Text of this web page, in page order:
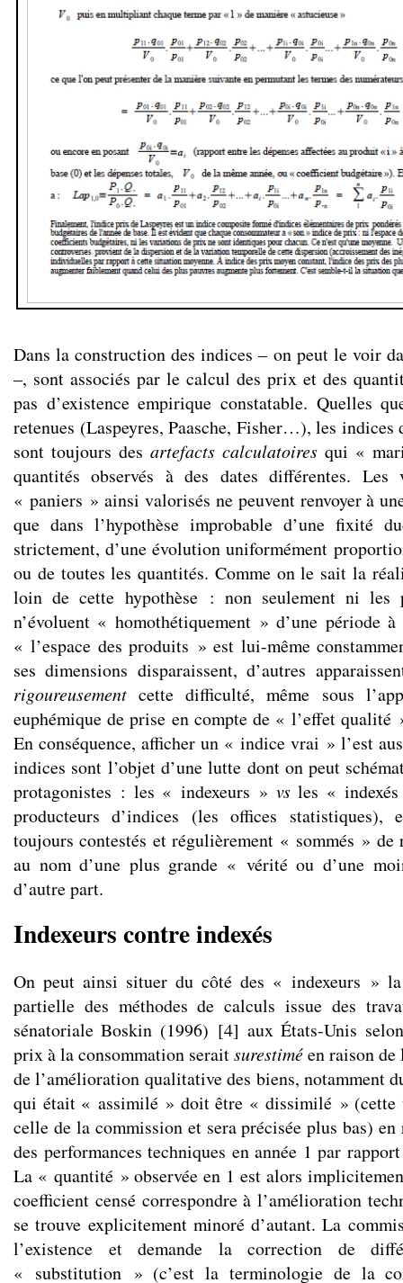
Dans la construction des indices – on peut le voir
–, sont associés par le calcul des prix et des
pas d’existence empirique constatable. Quelles
retenues (Laspeyres, Paasche, Fisher…), les indices
sont toujours des artefacts calculatoiresqui «
quantités observés à des dates différentes. Les
« paniers » ainsi valorisés ne peuvent renvoyer à
que dans l’hypothèse improbable d’une fixité
strictement, d’une évolution uniformément
ou de toutes les quantités. Comme on le sait la
loin de cette hypothèse : non seulement ni
n’évoluent « homothétiquement » d’une période
« l’espace des produits » est lui-même
ses dimensions disparaissent, d’autres
rigoureusement cette difficulté, même sous
euphémique de prise en compte de « l’effet qualité
En conséquence, afficher un « indice vrai » l’est
indices sont l’objet d’une lutte dont on peut
protagonistes : les « indexeurs » vsles «
producteurs d’indices (les offices statistiques),
toujours contestés et régulièrement « sommés » de
au nom d’une plus grande « vérité ou d’une
d’autre part.
Indexeurs contre indexés
On peut ainsi situer du côté des « indexeurs »
partielle des méthodes de calculs issue des
sénatoriale Boskin (1996) [4] aux États-Unis
prix à la consommation seraitsurestiméen raison
de l’amélioration qualitative des biens, notamment
qui était « assimilé » doit être « dissimilé » (cette
celle de la commission et sera précisée plus bas)
des performances techniques en année 1 par
La « quantité » observée en 1 est alors
coefficient censé correspondre à l’amélioration
se trouve explicitement minoré d’autant. La
l’existence et demande la correction de
« substitution » (c’est la terminologie de la